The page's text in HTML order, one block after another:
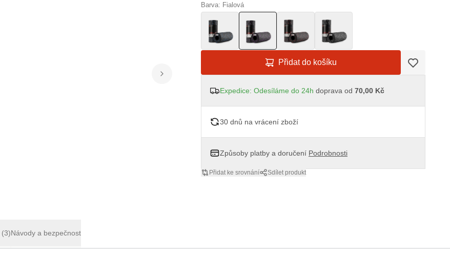
Barva: Fialová
Přidat do košíku
Expedice: Odesíláme do 24h doprava od 70,00 Kč
30 dnů na vrácení zboží
Způsoby platby a doručení Podrobnosti
Přidat ke srovnání Sdílet produkt
(3)Návody a bezpečnost